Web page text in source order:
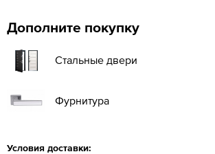
Дополните покупку
Стальные двери
Фурнитура
Условия доставки: